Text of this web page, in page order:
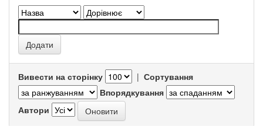
Вивести на сторінку | Сортування
Впорядкування
Автори